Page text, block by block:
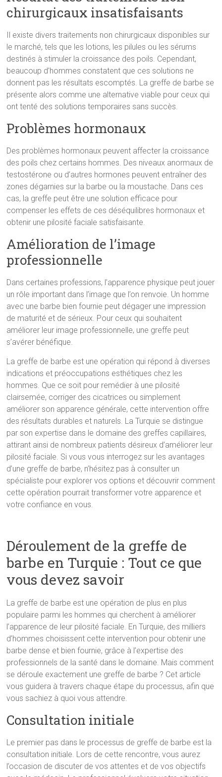
chirurgicaux insatisfaisants
Il existe divers traitements non chirurgicaux disponibles sur
le marché, tels que les lotions, les pilules ou les sérums
destinés à stimuler la croissance des poils. Cependant,
beaucoup d’hommes constatent que ces solutions ne
donnent pas les résultats escomptés. La greffe de barbe se
présente alors comme une alternative viable pour ceux qui
ont tenté des solutions temporaires sans succès.
Problèmes hormonaux
Des problèmes hormonaux peuvent affecter la croissance
des poils chez certains hommes. Des niveaux anormaux de
testostérone ou d’autres hormones peuvent entraîner des
zones dégarnies sur la barbe ou la moustache. Dans ces
cas, la greffe peut être une solution efficace pour
compenser les effets de ces déséquilibres hormonaux et
obtenir une pilosité faciale satisfaisante.
Amélioration de l’image
professionnelle
Dans certaines professions, l’apparence physique peut jouer
un rôle important dans l’image que l’on renvoie. Un homme
avec une barbe bien fournie peut dégager une impression
de maturité et de sérieux. Pour ceux qui souhaitent
améliorer leur image professionnelle, une greffe peut
s’avérer bénéfique.
La greffe de barbe est une opération qui répond à diverses
indications et préoccupations esthétiques chez les
hommes. Que ce soit pour remédier à une pilosité
clairsemée, corriger des cicatrices ou simplement
améliorer son apparence générale, cette intervention offre
des résultats durables et naturels. La Turquie se distingue
par son expertise dans le domaine des greffes capillaires,
attirant ainsi de nombreux patients désireux d’améliorer leur
pilosité faciale. Si vous vous interrogez sur les avantages
d’une greffe de barbe, n’hésitez pas à consulter un
spécialiste pour explorer vos options et découvrir comment
cette opération pourrait transformer votre apparence et
votre confiance en vous.
Déroulement de la greffe de
barbe en Turquie : Tout ce que
vous devez savoir
La greffe de barbe est une opération de plus en plus
populaire parmi les hommes qui cherchent à améliorer
l’apparence de leur pilosité faciale. En Turquie, des milliers
d’hommes choisissent cette intervention pour obtenir une
barbe dense et bien fournie, grâce à l’expertise des
professionnels de la santé dans le domaine. Mais comment
se déroule exactement une greffe de barbe ? Cet article
vous guidera à travers chaque étape du processus, afin que
vous sachiez à quoi vous attendre.
Consultation initiale
Le premier pas dans le processus de greffe de barbe est la
consultation initiale. Lors de cette rencontre, vous aurez
l’occasion de discuter de vos attentes et de vos objectifs